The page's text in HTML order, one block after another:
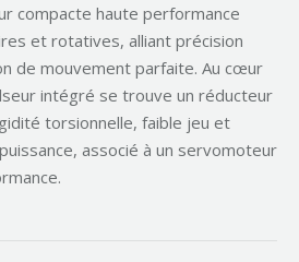
compacte haute performance
et rotatives, alliant précision
de mouvement parfaite. Au cœur
intégré se trouve un réducteur
torsionnelle, faible jeu et
associé à un servomoteur